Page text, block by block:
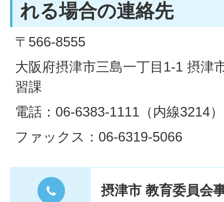
れる場合の連絡先
〒566-8555
大阪府摂津市三島一丁目1-1 摂津
習課
電話：06-6383-1111（内線3214）
ファックス：06-6319-5066
摂津市 教育委員会